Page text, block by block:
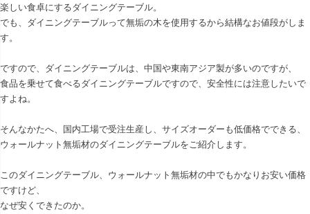
楽しい食卓にするダイニングテーブル。
でも、ダイニングテーブルって無垢の木を使用するから結構なお値段がしま
す。
ですので、ダイニングテーブルは、中国や東南アジア製が多いのですが、
食品を乗せて食べるダイニングテーブルですので、安全性には注意したいで
すよね。
そんなかたへ、国内工場で受注生産し、サイズオーダーも低価格でできる、
ウォールナット無垢材のダイニングテーブルをご紹介します。
このダイニングテーブル、ウォールナット無垢材の中でもかなりお安い価格
ですけど、
なぜ安くできたのか。